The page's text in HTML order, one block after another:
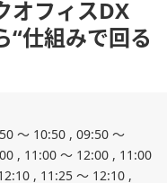
オフィスDX
“仕組みで回る
～ 10:50 , 09:50 ～
, 11:00 ～ 12:00 , 11:00
, 11:25 ～ 12:10 ,